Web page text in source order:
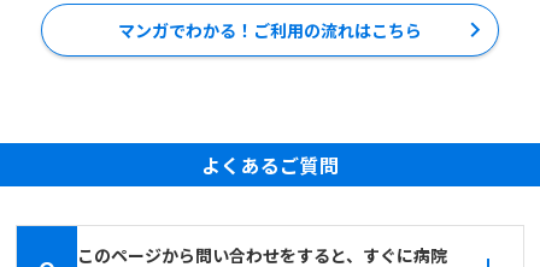
マンガでわかる！ご利用の流れはこちら
よくあるご質問
このページから問い合わせをすると、すぐに病院